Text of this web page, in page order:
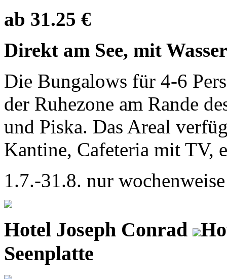
ab 31.25 €
Direkt am See, mit
Die Bungalows für 4-6
der Ruhezone am Rande
und Piska. Das Areal
Kantine, Cafeteria mit TV,
1.7.-31.8. nur
Hotel Joseph Conrad
Seenplatte